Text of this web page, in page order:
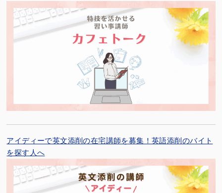
アイディーで英文添削の在宅講師を募集！英語添削のバイト
を探す人へ